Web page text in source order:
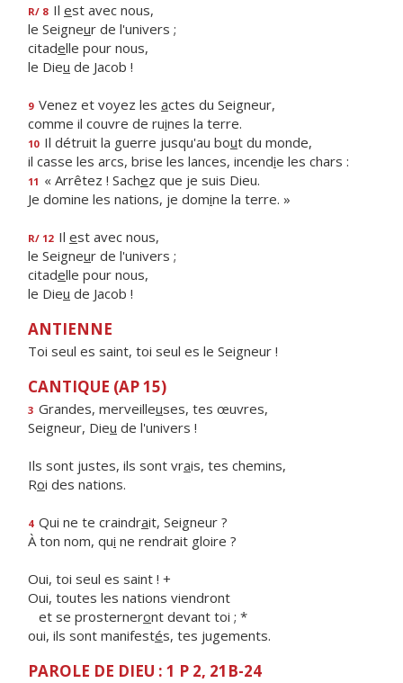
R/ 8 Il est avec nous,
le Seigneur de l'univers ;
citadelle pour nous,
le Dieu de Jacob !
9 Venez et voyez les actes du Seigneur,
comme il couvre de ruines la terre.
10 Il détruit la guerre jusqu'au bout du monde,
il casse les arcs, brise les lances, incendie les chars :
11 « Arrêtez ! Sachez que je suis Dieu.
Je domine les nations, je domine la terre. »
R/ 12 Il est avec nous,
le Seigneur de l'univers ;
citadelle pour nous,
le Dieu de Jacob !
ANTIENNE
Toi seul es saint, toi seul es le Seigneur !
CANTIQUE (AP 15)
3 Grandes, merveilleuses, tes œuvres,
Seigneur, Dieu de l'univers !
Ils sont justes, ils sont vrais, tes chemins,
Roi des nations.
4 Qui ne te craindrait, Seigneur ?
À ton nom, qui ne rendrait gloire ?
Oui, toi seul es saint ! +
Oui, toutes les nations viendront
et se prosterneront devant toi ; *
oui, ils sont manifestés, tes jugements.
PAROLE DE DIEU : 1 P 2, 21B-24